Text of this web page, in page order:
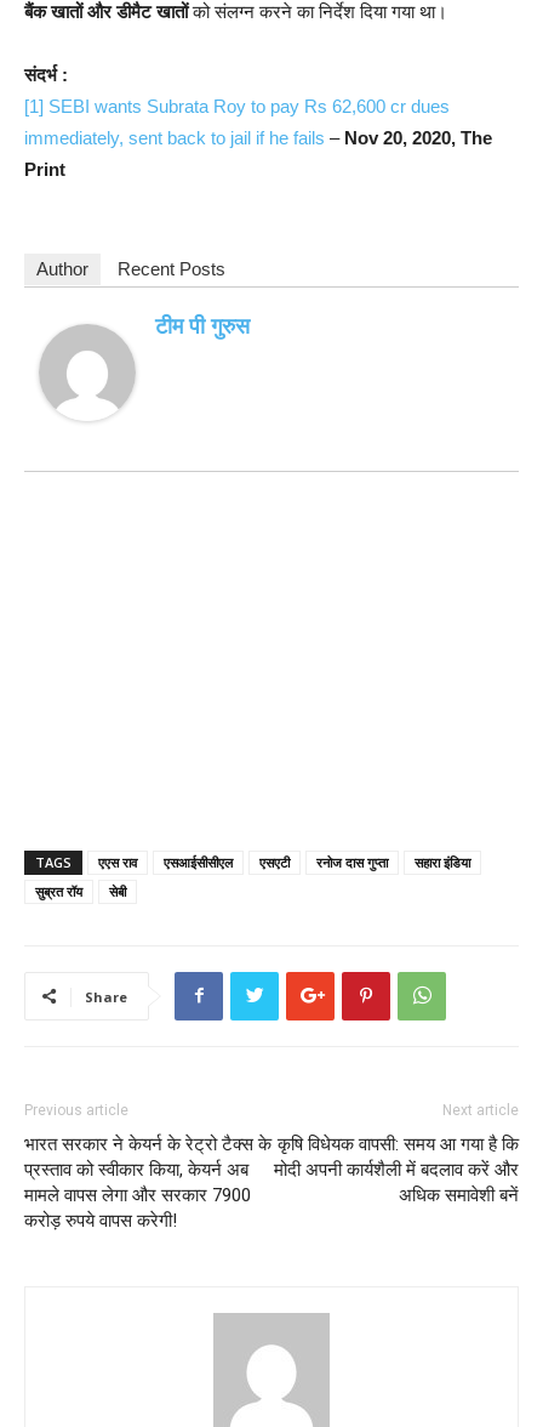
बैंक खातों और डीमैट खातोंको संलग्न करने का निर्देश दिया गया था।
संदर्भ :
[1] SEBI wants Subrata Roy to pay Rs 62,600 cr dues
immediately, sent back to jail if he fails – Nov 20, 2020, The
Print
Author Recent Posts
टीम पी गुरुस
TAGS एएस राव एसआईसीसीएल एसएटी रनोज दास गुप्ता
सहारा इंडिया
सुब्रत रॉय
सेबी
Share
Previous article
भारत सरकार ने केयर्न के रेट्रो टैक्स के
प्रस्ताव को स्वीकार किया, केयर्न अब
मामले वापस लेगा और सरकार 7900
करोड़ रुपये वापस करेगी!
Next article
कृषि विधेयक वापसी: समय आ गया है कि
मोदी अपनी कार्यशैली में बदलाव करें और
अधिक समावेशी बनें